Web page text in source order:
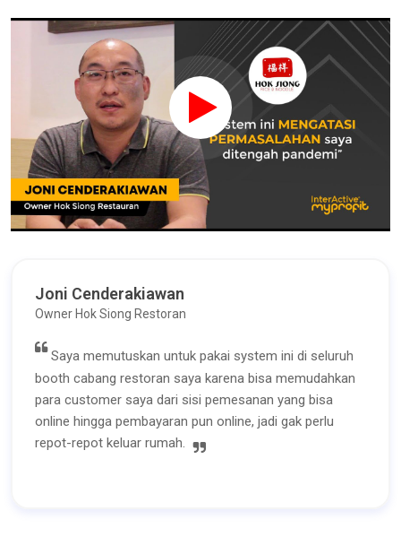
Joni Cenderakiawan
Owner Hok Siong Restoran
Saya memutuskan untuk pakai system ini di seluruh
booth cabang restoran saya karena bisa memudahkan
para customer saya dari sisi pemesanan yang bisa
online hingga pembayaran pun online, jadi gak perlu
repot-repot keluar rumah.